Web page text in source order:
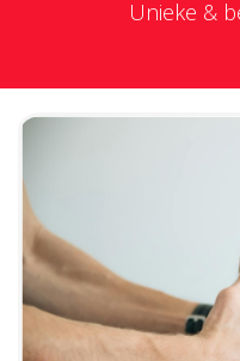
Unieke &